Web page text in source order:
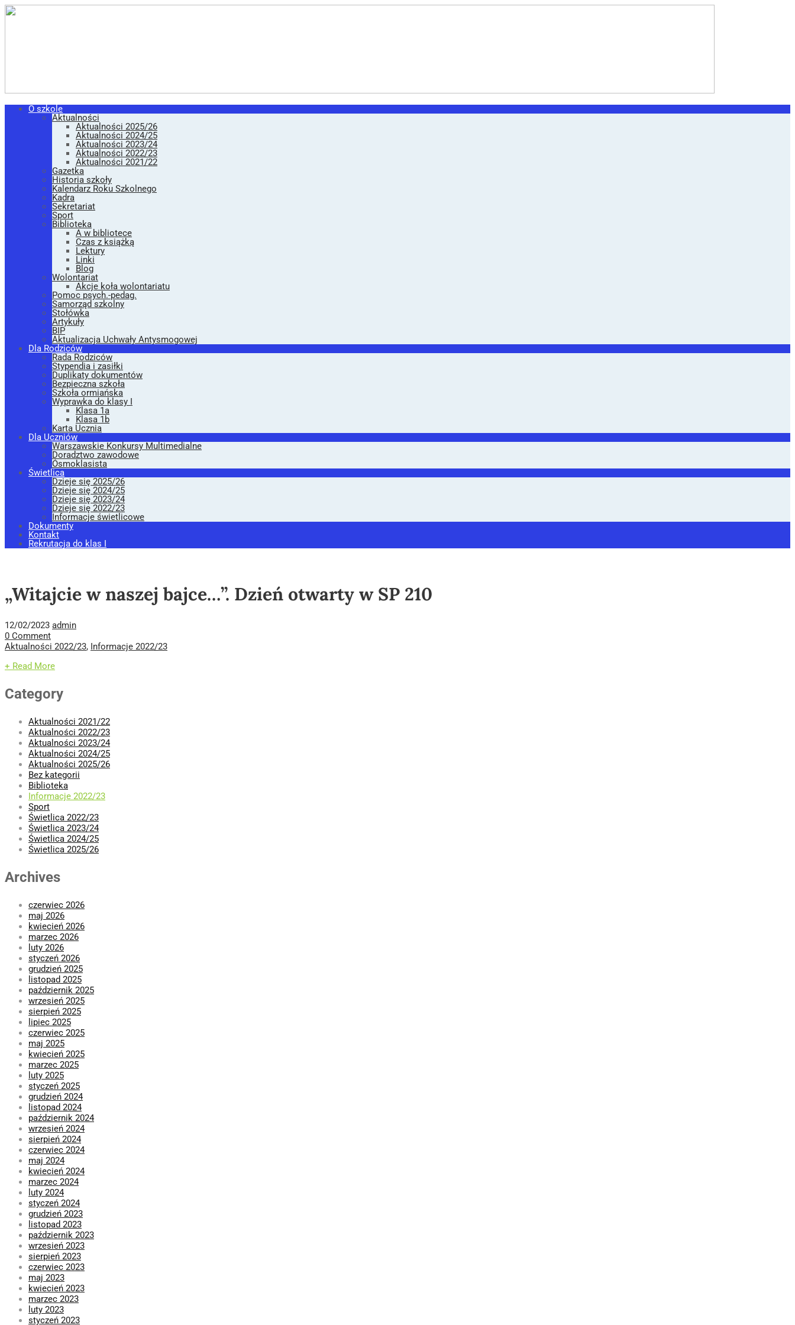
O szkole
Aktualności
Aktualności 2025/26
Aktualności 2024/25
Aktualności 2023/24
Aktualności 2022/23
Aktualności 2021/22
Gazetka
Historia szkoły
Kalendarz Roku Szkolnego
Kadra
Sekretariat
Sport
Biblioteka
A w bibliotece
Czas z książką
Lektury
Linki
Blog
Wolontariat
Akcje koła wolontariatu
Pomoc psych.-pedag.
Samorząd szkolny
Stołówka
Artykuły
BIP
Aktualizacja Uchwały Antysmogowej
Dla Rodziców
Rada Rodziców
Stypendia i zasiłki
Duplikaty dokumentów
Bezpieczna szkoła
Szkoła ormiańska
Wyprawka do klasy I
Klasa 1a
Klasa 1b
Karta Ucznia
Dla Uczniów
Warszawskie Konkursy Multimedialne
Doradztwo zawodowe
Ósmoklasista
Świetlica
Dzieje się 2025/26
Dzieje się 2024/25
Dzieje się 2023/24
Dzieje się 2022/23
Informacje świetlicowe
Dokumenty
Kontakt
Rekrutacja do klas I
„Witajcie w naszej bajce…”. Dzień otwarty w SP 210
12/02/2023 admin
0 Comment
Aktualności 2022/23, Informacje 2022/23
+ Read More
Category
Aktualności 2021/22
Aktualności 2022/23
Aktualności 2023/24
Aktualności 2024/25
Aktualności 2025/26
Bez kategorii
Biblioteka
Informacje 2022/23
Sport
Świetlica 2022/23
Świetlica 2023/24
Świetlica 2024/25
Świetlica 2025/26
Archives
czerwiec 2026
maj 2026
kwiecień 2026
marzec 2026
luty 2026
styczeń 2026
grudzień 2025
listopad 2025
październik 2025
wrzesień 2025
sierpień 2025
lipiec 2025
czerwiec 2025
maj 2025
kwiecień 2025
marzec 2025
luty 2025
styczeń 2025
grudzień 2024
listopad 2024
październik 2024
wrzesień 2024
sierpień 2024
czerwiec 2024
maj 2024
kwiecień 2024
marzec 2024
luty 2024
styczeń 2024
grudzień 2023
listopad 2023
październik 2023
wrzesień 2023
sierpień 2023
czerwiec 2023
maj 2023
kwiecień 2023
marzec 2023
luty 2023
styczeń 2023